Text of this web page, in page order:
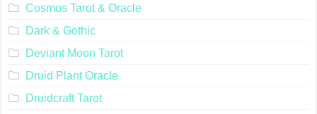
Cosmos Tarot & Oracle
Dark & Gothic
Deviant Moon Tarot
Druid Plant Oracle
Druidcraft Tarot